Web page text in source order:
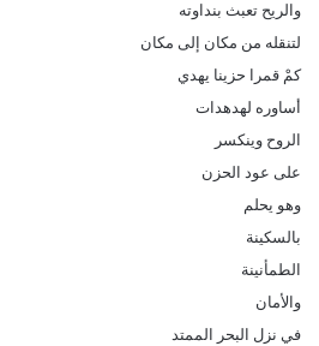
والريح تعبث بنداوته
لتنقله من مكان إلى مكان
كمْ قمرا حزينا يهدي
أساوره لهدهدات
الروح وينكسر
على عود الحزن
وهو يحلم
بالسكينة
الطمأنينة
والأمان
في نزل البحر الممتد